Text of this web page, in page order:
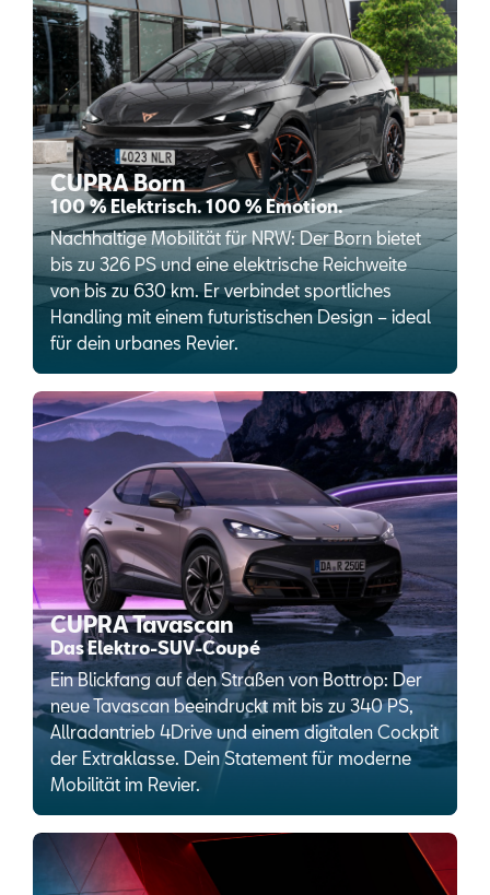
CUPRA Born
100 % Elektrisch. 100 % Emotion.
Nachhaltige Mobilität für NRW: Der Born bietet
bis zu 326 PS und eine elektrische Reichweite
von bis zu 630 km. Er verbindet sportliches
Handling mit einem futuristischen Design – ideal
für dein urbanes Revier.
CUPRA Tavascan
Das Elektro-SUV-Coupé
Ein Blickfang auf den Straßen von Bottrop: Der
neue Tavascan beeindruckt mit bis zu 340 PS,
Allradantrieb 4Drive und einem digitalen Cockpit
der Extraklasse. Dein Statement für moderne
Mobilität im Revier.